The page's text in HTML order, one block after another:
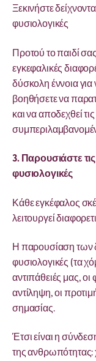
Ξεκινήστε
φυσιολογικές
Προτού το παιδί
εγκεφαλικές
δύσκολη έννοια για
βοηθήσετε να
και να αποδεχθεί
3. Παρουσιάστε
φυσιολογικές
Κάθε εγκέφαλος
λειτουργεί
Η παρουσίαση των
φυσιολογικές (τα
αντιπάθειές μας, οι
αντίληψη, οι
σημασίας.
Έτσι είναι η
της ανθρωπότητας: